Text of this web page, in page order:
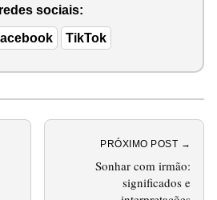
sociais:
TikTok
PRÓXIMO POST →
Sonhar com irmão:
significados e